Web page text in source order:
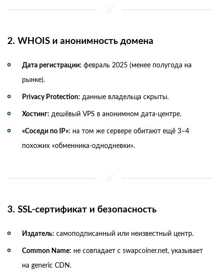
2. WHOIS и анонимность домена
Дата регистрации: февраль 2025 (менее полугода на
рынке).
Privacy Protection: данные владельца скрыты.
Хостинг: дешёвый VPS в анонимном дата-центре.
«Соседи по IP»: на том же сервере обитают ещё 3–4
похожих «обменника-однодневки».
3. SSL-сертификат и безопасность
Издатель: самоподписанный или неизвестный центр.
Common Name: не совпадает с swapcoiner.net, указывает
на generic CDN.